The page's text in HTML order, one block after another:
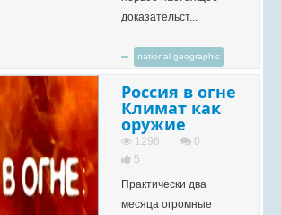
доказательст...
national geographic
Россия в огне
Климат как
оружие
1296
0
5
Практически два
месяца огромные